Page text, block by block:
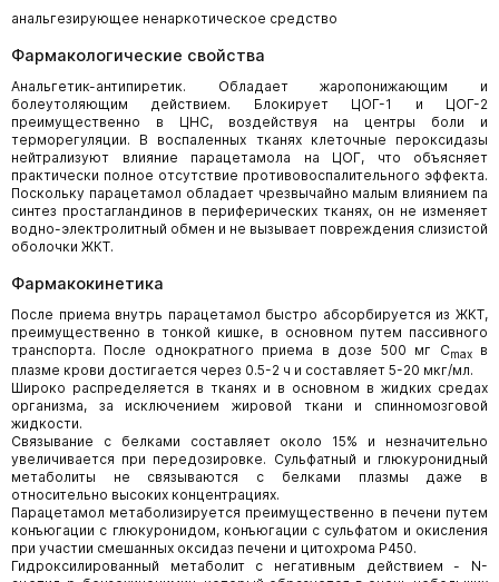
анальгезирующее ненаркотическое средство
Фармакологические свойства
Анальгетик-антипиретик. Обладает жаропонижающим и
болеутоляющим действием. Блокирует ЦОГ-1 и ЦОГ-2
преимущественно в ЦНС, воздействуя на центры боли и
терморегуляции. В воспаленных тканях клеточные пероксидазы
нейтрализуют влияние парацетамола на ЦОГ, что объясняет
практически полное отсутствие противовоспалительного эффекта.
Поскольку парацетамол обладает чрезвычайно малым влиянием па
синтез простагландинов в периферических тканях, он не изменяет
водно-электролитный обмен и не вызывает повреждения слизистой
оболочки ЖКТ.
Фармакокинетика
После приема внутрь парацетамол быстро абсорбируется из ЖКТ,
преимущественно в тонкой кишке, в основном путем пассивного
транспорта. После однократного приема в дозе 500 мг Cmaxв
плазме крови достигается через 0.5-2 ч и составляет 5-20 мкг/мл.
Широко распределяется в тканях и в основном в жидких средах
организма, за исключением жировой ткани и спинномозговой
жидкости.
Связывание с белками составляет около 15% и незначительно
увеличивается при передозировке. Сульфатный и глюкуронидный
метаболиты не связываются с белками плазмы даже в
относительно высоких концентрациях.
Парацетамол метаболизируется преимущественно в печени путем
конъюгации с глюкуронидом, конъюгации с сульфатом и окисления
при участии смешанных оксидаз печени и цитохрома P450.
Гидроксилированный метаболит с негативным действием - N-